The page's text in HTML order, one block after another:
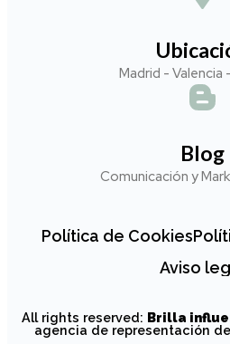
Madrid - Valencia
Blog
Comunicación y
Política de Cookies
Aviso
All rights reserved: Brilla
agencia de representación